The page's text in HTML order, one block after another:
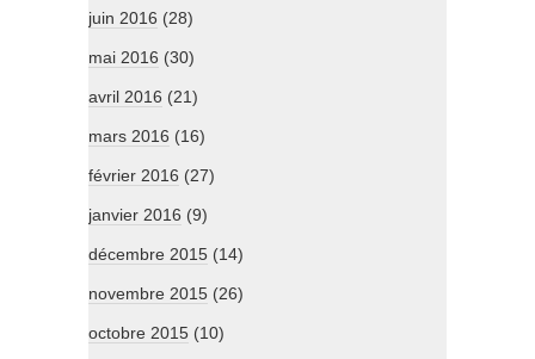
juin 2016 (28)
mai 2016 (30)
avril 2016 (21)
mars 2016 (16)
février 2016 (27)
janvier 2016 (9)
décembre 2015 (14)
novembre 2015 (26)
octobre 2015 (10)